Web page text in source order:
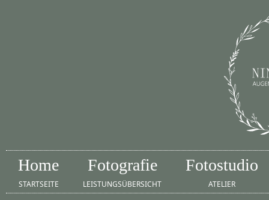
Home
STARTSEITE
Fotografie
LEISTUNGSÜBERSICHT
Fotostudio
ATELIER